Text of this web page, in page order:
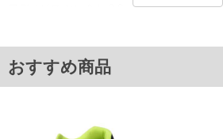
アディゼロ セレクト 2.0／LIGHTSTRIKE／
■サイズ表
サイズ/適応/甲幅(外寸)
30/30/12.2
おすすめ商品